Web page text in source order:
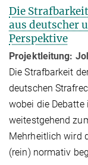
Die
aus deutscher
Perspektive
Projektleitung:
Die Strafbarkeit
deutschen
wobei die
weitestgehend
Mehrheitlich wird
(rein) normativ